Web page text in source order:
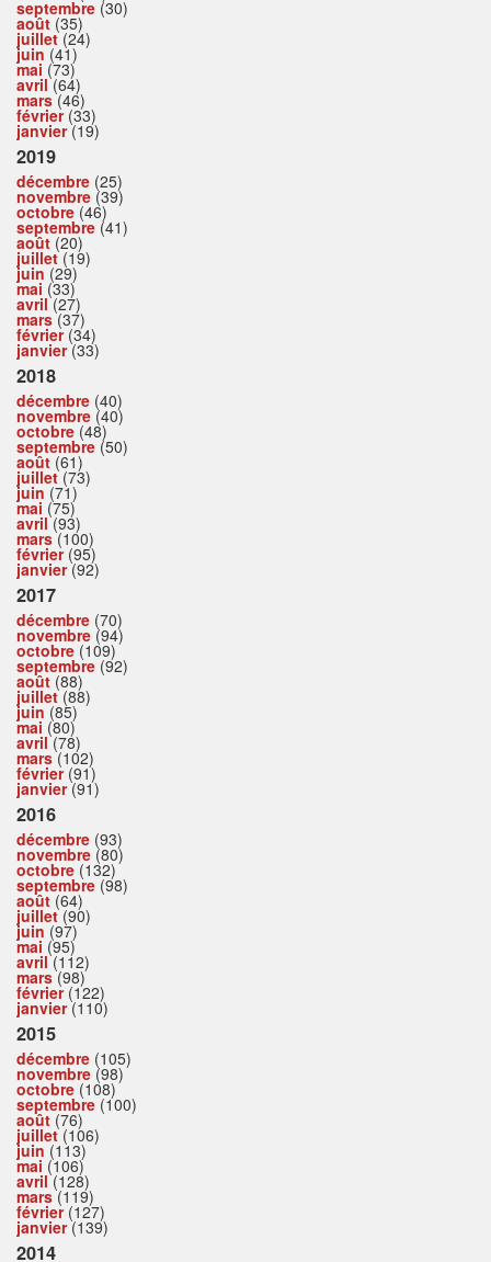
septembre (30)
août (35)
juillet(24)
juin (41)
mai (73)
avril(64)
mars(46)
février(33)
janvier(19)
2019
décembre (25)
novembre (39)
octobre (46)
septembre (41)
août (20)
juillet(19)
juin (29)
mai (33)
avril(27)
mars(37)
février(34)
janvier(33)
2018
décembre (40)
novembre (40)
octobre (48)
septembre (50)
août (61)
juillet(73)
juin (71)
mai (75)
avril(93)
mars(100)
février(95)
janvier(92)
2017
décembre (70)
novembre (94)
octobre (109)
septembre (92)
août (88)
juillet(88)
juin (85)
mai (80)
avril(78)
mars(102)
février(91)
janvier(91)
2016
décembre (93)
novembre (80)
octobre (132)
septembre (98)
août (64)
juillet(90)
juin (97)
mai (95)
avril(112)
mars(98)
février(122)
janvier(110)
2015
décembre (105)
novembre (98)
octobre (108)
septembre (100)
août (76)
juillet(106)
juin (113)
mai (106)
avril(128)
mars(119)
février(127)
janvier(139)
2014